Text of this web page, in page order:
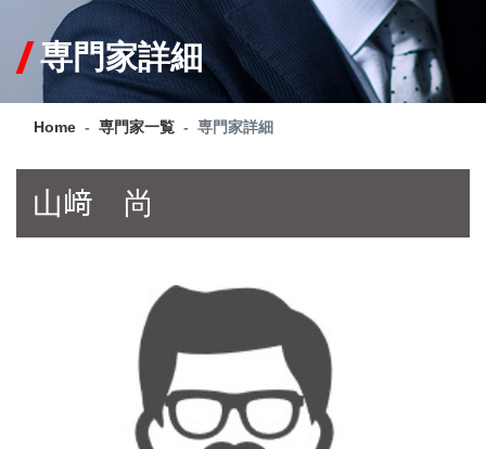
SERVICE
COMPANY
Q&A
専門家詳細
Home 専門家一覧 専門家詳細
山﨑 尚